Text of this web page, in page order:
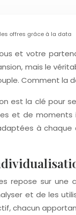
offres grâce à la data
et votre
mais le
Comment
est la clé pour
et de
à
repose sur
et de les
chacun